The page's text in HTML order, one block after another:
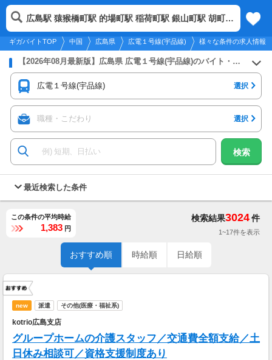
2026年8月7日更新
中国
メニュー
ギガバイトTOP 中国 広島県 広電１号線(宇品線) 様々な条件の求人情報
広島駅 猿猴橋町駅 的場町駅 稲荷町駅 銀山町駅 胡町駅 八丁堀駅 立町駅 紙屋町東駅 本通駅 袋町駅 中電前駅 市役所前駅 鷹野橋駅 日赤病院前駅 広電本社前駅 御幸橋駅 皆実町六丁目駅 広大附属学校前駅 県病院前駅 宇品二丁目駅 宇品三丁目駅 宇品四丁目駅 宇品五丁目駅 海岸通駅 元宇品口駅 広島港（宇品）駅
【2026年08月最新版】広島県 広電１号線(宇品線)のバイト・アルバイト・パートの求人募集情報
広電１号線(宇品線) 選択
職種・こだわり 選択
検索
最近検索した条件
この条件の平均時給
1,383 円
検索結果3024件
1~17件を表示
おすすめ順 時給順 日給順
new 派遣 その他(医療・福祉系)
kotrio広島支店
グループホームの介護スタッフ／交通費全額支給／土
日休み相談可／資格支援制度あり